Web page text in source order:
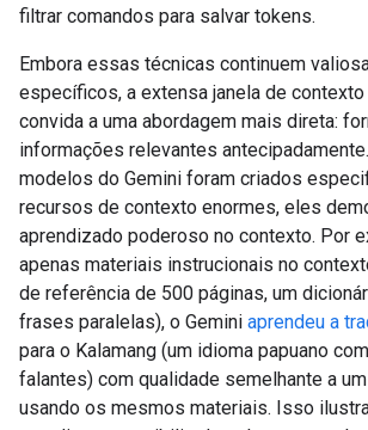
filtrar comandos para salvar tokens.
Embora essas técnicas continuem
específicos, a extensa janela de contexto
convida a uma abordagem mais direta:
informações relevantes
modelos do Gemini foram criados
recursos de contexto enormes, eles
aprendizado poderoso no contexto. Por
apenas materiais instrucionais no
de referência de 500 páginas, um
frases paralelas), o Gemini aprendeu a
para o Kalamang (um idioma papuano
falantes) com qualidade semelhante a
usando os mesmos materiais. Isso